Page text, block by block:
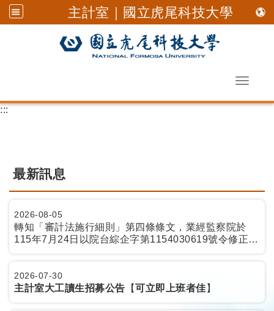
主計室｜國立虎尾科技大學
Toggle
跳到主要內容
:::
最新訊息
2026-08-05
轉知「審計法施行細則」第四條條文，業經監察院於
115年7月24日以院台綜企字第1154030619號令修正發
2026-07-30
主計室大工讀生招募公告 【可立即上班者佳 】